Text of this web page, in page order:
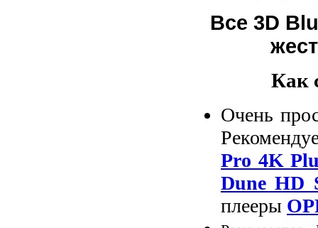
Все 3D
Как
Очень
Pro 4K
Dune HD
плееры